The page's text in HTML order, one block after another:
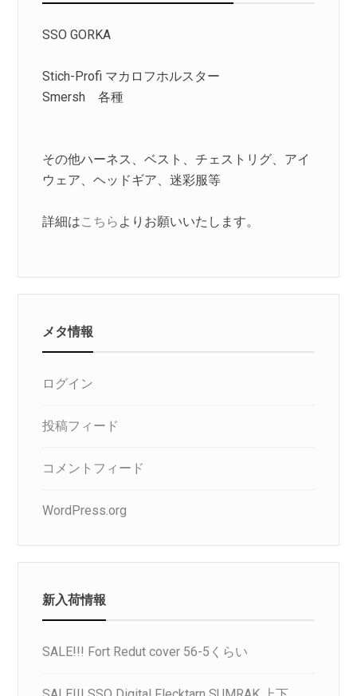
SSO GORKA
Stich-Profi マカロフホルスター
Smersh 各種
その他ハーネス、ベスト、チェストリグ、アイ
ウェア、ヘッドギア、迷彩服等
詳細はこちら よりお願いいたします。
メタ情報
ログイン
投稿フィード
コメントフィード
WordPress.org
新入荷情報
SALE!!! Fort Redut cover 56-5くらい